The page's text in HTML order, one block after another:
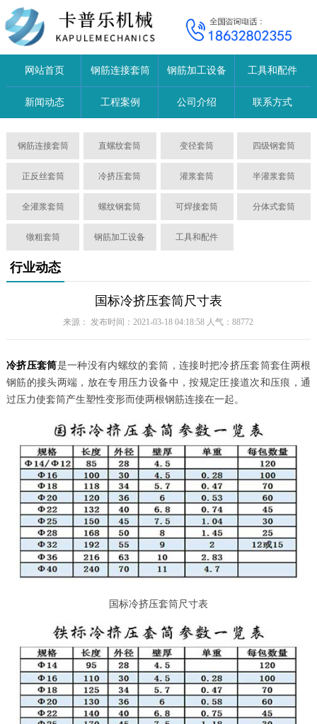
网站首页 钢筋连接套筒 钢筋加工设备 工具和配件
新闻动态 工程案例 公司介绍 联系方式
钢筋连接套筒 直螺纹套筒 变径套筒 四级钢套筒
正反丝套筒 冷挤压套筒 灌浆套筒 半灌浆套筒
全灌浆套筒 螺纹钢套筒 可焊接套筒 分体式套筒
镦粗套筒 钢筋加工设备 工具和配件
行业动态
国标冷挤压套筒尺寸表
来源： 发布时间：2021-03-18 04:18:58 人气：88772
冷挤压套筒是一种没有内螺纹的套筒，连接时把冷挤压套筒套住两根
钢筋的接头两端，放在专用压力设备中，按规定圧接道次和压痕，通
过压力使套筒产生塑性变形而使两根钢筋连接在一起。
国标冷挤压套筒尺寸表